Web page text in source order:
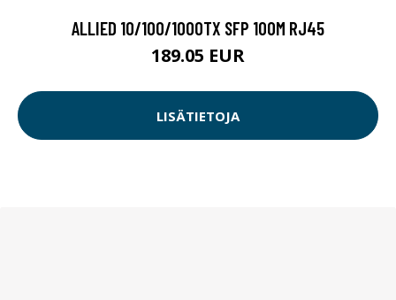
ALLIED 10/100/1000TX SFP 100M RJ45
189.05 EUR
LISÄTIETOJA